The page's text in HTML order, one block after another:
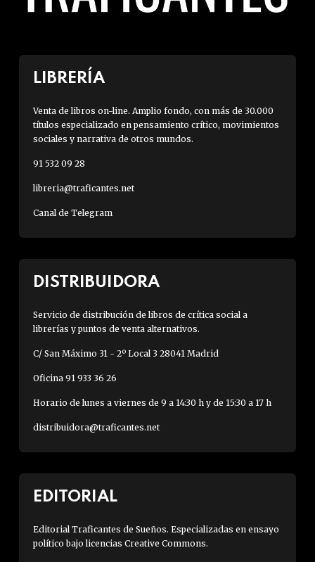
LIBRERÍA
Venta de libros on-line. Amplio fondo, con más de 30.000
títulos especializado en pensamiento crítico, movimientos
sociales y narrativa de otros mundos.
91 532 09 28
libreria@traficantes.net
Canal de Telegram
DISTRIBUIDORA
Servicio de distribución de libros de crítica social a
librerías y puntos de venta alternativos.
C/ San Máximo 31 - 2º Local 3 28041 Madrid
Oficina 91 933 36 26
Horario de lunes a viernes de 9 a 14:30 h y de 15:30 a 17 h
distribuidora@traficantes.net
EDITORIAL
Editorial Traficantes de Sueños. Especializadas en ensayo
político bajo licencias Creative Commons.